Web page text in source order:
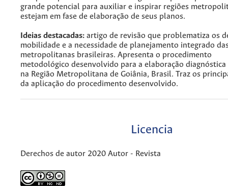
grande potencial para auxiliar e inspirar regiões
estejam em fase de elaboração de seus planos.
Ideias destacadas: artigo de revisão que problematiza os
mobilidade e a necessidade de planejamento integrado
metropolitanas brasileiras. Apresenta o procedimento
metodológico desenvolvido para a elaboração
na Região Metropolitana de Goiânia, Brasil. Traz os
da aplicação do procedimento desenvolvido.
Licencia
Derechos de autor 2020 Autor - Revista